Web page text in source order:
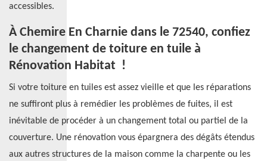
accessibles.
À Chemire En Charnie dans le 72540, confiez
le changement de toiture en tuile à
Rénovation Habitat !
Si votre toiture en tuiles est assez vieille et que les réparations
ne suffiront plus à remédier les problèmes de fuites, il est
inévitable de procéder à un changement total ou partiel de la
couverture. Une rénovation vous épargnera des dégâts étendus
aux autres structures de la maison comme la charpente ou les